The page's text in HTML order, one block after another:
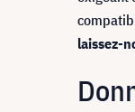
laissez-